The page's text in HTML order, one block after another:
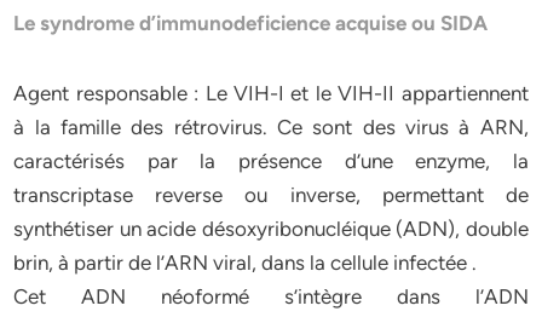
Le syndrome d’immunodeficience acquise ou SIDA
Agent responsable : Le VIH-I et le VIH-II appartiennent
à la famille des rétrovirus. Ce sont des virus à ARN,
caractérisés par la présence d’une enzyme, la
transcriptase reverse ou inverse, permettant de
synthétiser un acide désoxyribonucléique (ADN), double
brin, à partir de l’ARN viral, dans la cellule infectée .
Cet ADN néoformé s’intègre dans l’ADN